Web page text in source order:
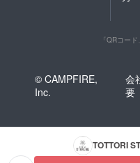
「QRコー
© CAMPFIRE,
Inc.
会
要
TOTTORI